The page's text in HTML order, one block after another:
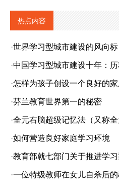
热点内容
·世界学习型城市建设的风向标
·中国学习型城市建设十年：
·怎样为孩子创设一个良好的
·芬兰教育世界第一的秘密
·全元右脑超级记忆法（又称
·如何营造良好家庭学习环境
·教育部就七部门关于推进学
·一位特级教师在女儿自杀后